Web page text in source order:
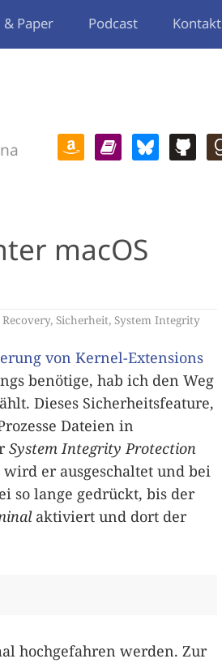
& Paper Podcast Kontakt
macOS
Recovery, Sicherheit, System Integrity
von Kernel-Extensions
benötige, hab ich den Weg
Dieses Sicherheitsfeature,
Dateien in
System Integrity Protection
er ausgeschaltet und bei
so lange gedrückt, bis der
aktiviert und dort der
hochgefahren werden. Zur